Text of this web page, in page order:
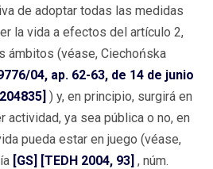
de adoptar todas las medidas
la vida a efectos del artículo 2,
ámbitos (véase, Ciechońska
04, ap. 62-63, de 14 de junio
) y, en principio, surgirá en
actividad, ya sea pública o no, en
pueda estar en juego (véase,
[GS] [TEDH 2004, 93] , núm.